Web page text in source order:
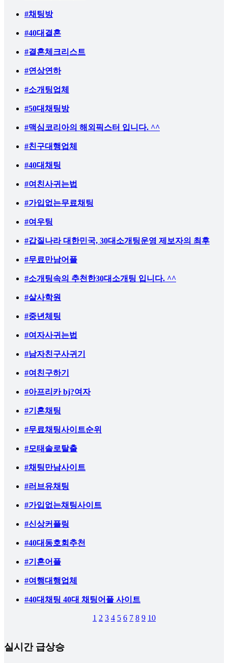
#채팅방
#40대결혼
#결혼체크리스트
#연상연하
#소개팅업체
#50대채팅방
#맥심코리아의 해외픽스터 입니다. ^^
#친구대행업체
#40대채팅
#여친사귀는법
#가입없는무료채팅
#여우팅
#갑질나라 대한민국, 30대소개팅운영 제보자의 최후
#무료만남어플
#소개팅속의 추천한30대소개팅 입니다. ^^
#살사학원
#중년체팅
#여자사귀는법
#남자친구사귀기
#여친구하기
#아프리카 bj?여자
#기혼채팅
#무료채팅사이트순위
#모태솔로탈출
#채팅만남사이트
#러브유채팅
#가입없는채팅사이트
#신상커플링
#40대동호회추천
#기혼어플
#여행대행업체
#40대채팅 40대 채팅어플 사이트
1 2 3 4 5 6 7 8 9 10
실시간 급상승